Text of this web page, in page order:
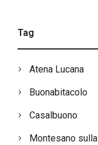
Tag
Atena Lucana
Buonabitacolo
Casalbuono
Montesano sulla